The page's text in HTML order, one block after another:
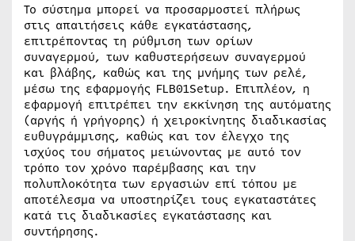
Το σύστημα μπορεί να προσαρμοστεί πλήρως
στις απαιτήσεις κάθε εγκατάστασης,
επιτρέποντας τη ρύθμιση των ορίων
συναγερμού, των καθυστερήσεων συναγερμού
και βλάβης, καθώς και της μνήμης των ρελέ,
μέσω της εφαρμογής FLB01Setup. Επιπλέον, η
εφαρμογή επιτρέπει την εκκίνηση της αυτόματης
(αργής ή γρήγορης) ή χειροκίνητης διαδικασίας
ευθυγράμμισης, καθώς και τον έλεγχο της
ισχύος του σήματος μειώνοντας με αυτό τον
τρόπο τον χρόνο παρέμβασης και την
πολυπλοκότητα των εργασιών επί τόπου με
αποτέλεσμα να υποστηρίζει τους εγκαταστάτες
κατά τις διαδικασίες εγκατάστασης και
συντήρησης.